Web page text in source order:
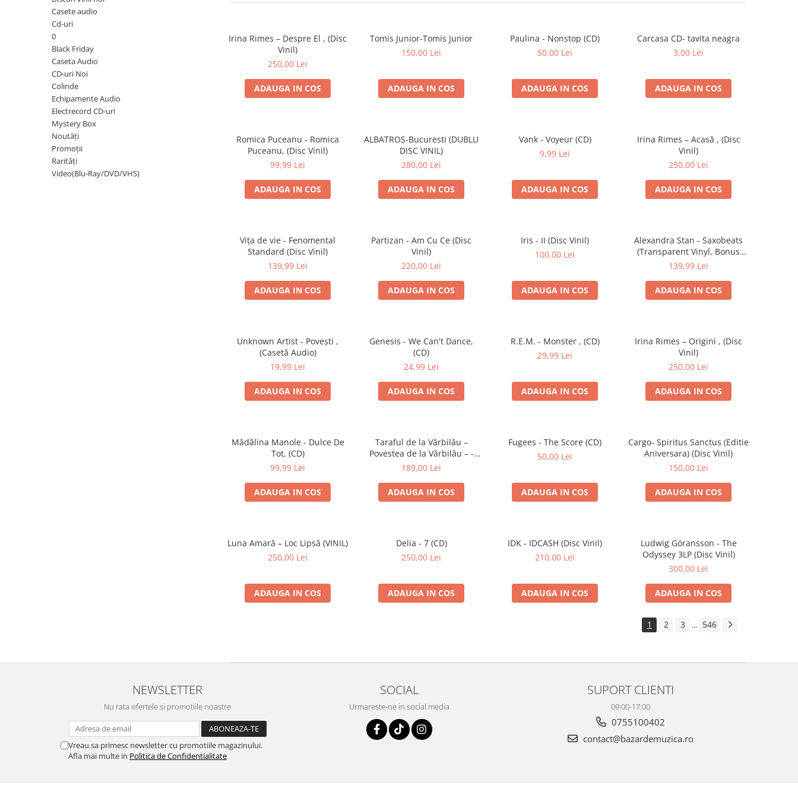
Viniluri Românești
Colecția Electrecord
Casete audio
Cd-uri
0
Black Friday
Caseta Audio
CD-uri Noi
Colinde
Echipamente Audio
Electrecord CD-uri
Mystery Box
Noutăți
Promoții
Rarități
Video(Blu-Ray/DVD/VHS)
Irina Rimes – Despre El , (Disc
Vinil)
250,00 Lei
ADAUGA IN COS
Tomis Junior-Tomis Junior
150,00 Lei
ADAUGA IN COS
Paulina - Nonstop (CD)
50,00 Lei
ADAUGA IN COS
Carcasa CD- tavita neagra
3,00 Lei
ADAUGA IN COS
Romica Puceanu - Romica
Puceanu, (Disc Vinil)
99,99 Lei
ADAUGA IN COS
ALBATROS-Bucuresti (DUBLU
DISC VINIL)
280,00 Lei
ADAUGA IN COS
Vank - Voyeur (CD)
9,99 Lei
ADAUGA IN COS
Irina Rimes – Acasă , (Disc
Vinil)
250,00 Lei
ADAUGA IN COS
Vița de vie - Fenomental
Standard (Disc Vinil)
139,99 Lei
ADAUGA IN COS
Partizan - Am Cu Ce (Disc
Vinil)
220,00 Lei
ADAUGA IN COS
Iris - II (Disc Vinil)
100,00 Lei
ADAUGA IN COS
Alexandra Stan - Saxobeats
(Transparent Vinyl, Bonus
Tracks) ) (Disc Vinil)
139,99 Lei
ADAUGA IN COS
Unknown Artist - Povești ,
(Casetă Audio)
19,99 Lei
ADAUGA IN COS
Genesis - We Can't Dance,
(CD)
24,99 Lei
ADAUGA IN COS
R.E.M. - Monster , (CD)
29,99 Lei
ADAUGA IN COS
Irina Rimes – Origini , (Disc
Vinil)
250,00 Lei
ADAUGA IN COS
Mădălina Manole - Dulce De
Tot, (CD)
99,99 Lei
ADAUGA IN COS
Taraful de la Vărbilău –
Povestea de la Vărbilău – -
Electrecord, (Disc Vinil)
189,00 Lei
ADAUGA IN COS
Fugees - The Score (CD)
50,00 Lei
ADAUGA IN COS
Cargo- Spiritus Sanctus (Editie
Aniversara) (Disc Vinil)
150,00 Lei
ADAUGA IN COS
Luna Amară – Loc Lipsă (VINIL)
250,00 Lei
ADAUGA IN COS
Delia - 7 (CD)
250,00 Lei
ADAUGA IN COS
IDK - IDCASH (Disc Vinil)
210,00 Lei
ADAUGA IN COS
Ludwig Göransson - The
Odyssey 3LP (Disc Vinil)
300,00 Lei
ADAUGA IN COS
1 2 3 ... 546
NEWSLETTER
Nu rata ofertele si promotiile noastre
Vreau sa primesc newsletter cu promotiile magazinului.
Afla mai multe in Politica de Confidentialitate
SOCIAL
Urmareste-ne in social media
SUPORT CLIENTI
09:00-17:00
0755100402
contact@bazardemuzica.ro